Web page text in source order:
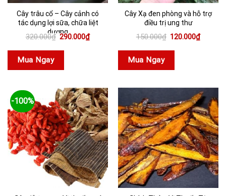
Cây trâu cổ – Cây cảnh có
tác dụng lợi sữa, chữa liệt
dương
320.000₫ Giá
gốc
là:
290.000₫Giá
hiện
Mua Ngay
Cây Xạ đen phòng và hỗ trợ
điều trị ung thư
150.000₫ Giá
gốc
là:
120.000₫Giá
hiện
Mua Ngay
-100%